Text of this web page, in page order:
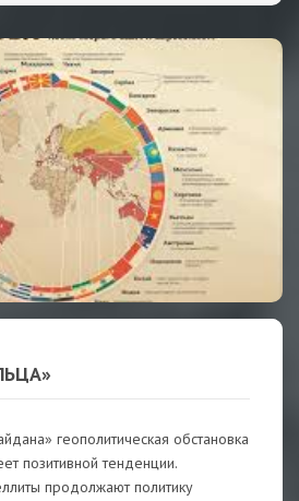
геополитическая обстановка
позитивной тенденции.
продолжают политику